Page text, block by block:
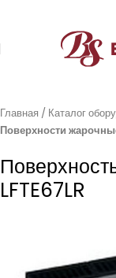
Главная Каталог
Поверхности
LFTE67LR